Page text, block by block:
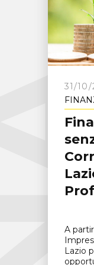
31/10/
A
Lazio